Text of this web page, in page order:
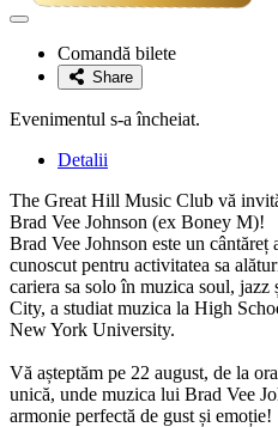
Adaugă
favoriteComandă bilete
Share
Evenimentul s-a încheiat.
Detalii
The Great Hill Music Club vă
Brad Vee Johnson (ex Boney M)!
Brad Vee Johnson este un
cunoscut pentru activitatea sa
cariera sa solo în muzica soul,
City, a studiat muzica la High
New York University.
Vă așteptăm pe 22 august, de la
unică, unde muzica lui Brad Vee
armonie perfectă de gust și emoție!